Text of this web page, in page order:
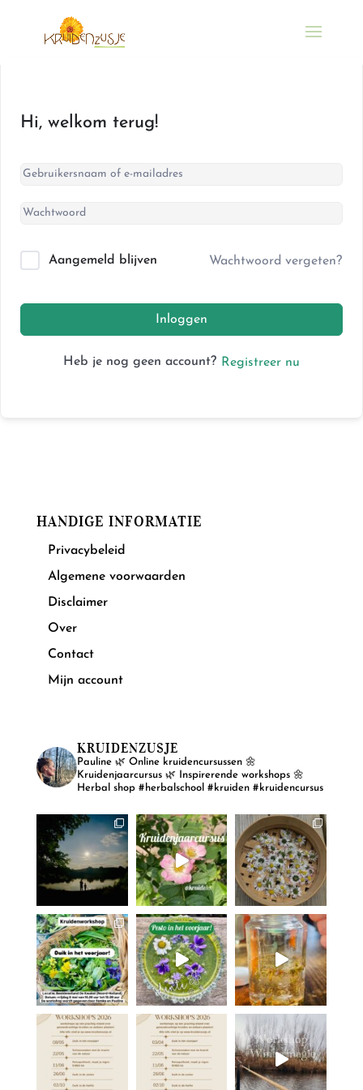
Hi, welkom terug!
Aangemeld blijven Wachtwoord vergeten?
Inloggen
Heb je nog geen account? Registreer nu
HANDIGE INFORMATIE
Privacybeleid
Algemene voorwaarden
Disclaimer
Over
Contact
Mijn account
KRUIDENZUSJE
Pauline🌿 Online kruidencursussen🌼
Kruidenjaarcursus🌿 Inspirerende workshops🌼
Herbal shop #herbalschool #kruiden #kruidencursus